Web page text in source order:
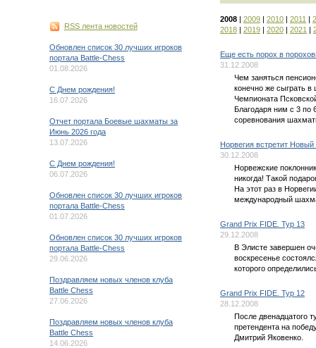
RSS лента новостей
Обновлен список 30 лучших игроков
портала Battle-Chess
01.08.2026
C Днем рождения!
16.07.2026
Отчет портала Боевые шахматы за
Июнь 2026 года
13.07.2026
C Днем рождения!
06.07.2026
Обновлен список 30 лучших игроков
портала Battle-Chess
01.07.2026
Обновлен список 30 лучших игроков
портала Battle-Chess
29.06.2026
Поздравляем новых членов клуба
Battle Chess
27.06.2026
Поздравляем новых членов клуба
Battle Chess
14.06.2026
2008 | 2009 | 2010 | 2011 |
2018 | 2019 | 2020 | 2021 |
Еще есть порох в
31.12.2008
Чем заняться
конечно же сыграть
Чемпионата
Благодаря ним с 3 по
соревнования
Норвегия встретит
30.12.2008
Норвежские
никогда! Такой
На этот раз в
международный
Grand Prix FIDE. Тур 13
29.12.2008
В Элисте завершен
воскресенье
которого
Grand Prix FIDE. Тур 12
28.12.2008
После двенадцатого
претендента на
Дмитрий Яковенко.